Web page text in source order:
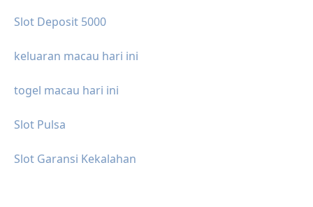
Slot Deposit 5000
keluaran macau hari ini
togel macau hari ini
Slot Pulsa
Slot Garansi Kekalahan